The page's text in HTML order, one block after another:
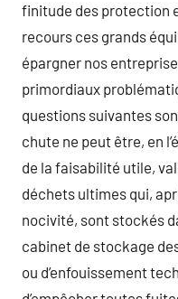
finitude des protection
recours ces grands
épargner nos
primordiaux
questions suivantes
chute ne peut être, en
de la faisabilité utile,
déchets ultimes qui,
nocivité, sont stockés
cabinet de stockage
ou d’enfouissement